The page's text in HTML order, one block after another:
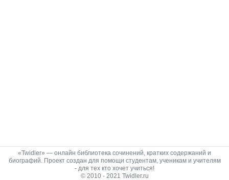
«Twidler» — онлайн библиотека сочинений, кратких содержаний и
биографий. Проект создан для помощи студентам, ученикам и учителям
- для тех кто хочет учиться!
© 2010 - 2021 Twidler.ru